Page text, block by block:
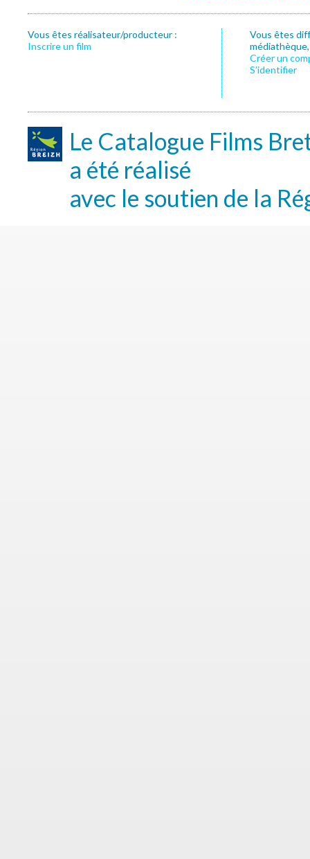
Vous êtes réalisateur/producteur :
Inscrire un film
Vous êtes
Créer un
S’identifier
Le Catalogue Films
a été réalisé
avec le soutien de la